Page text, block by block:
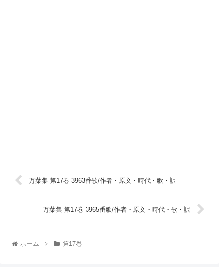
万葉集 第17巻 3963番歌/作者・原文・時代・歌・訳
万葉集 第17巻 3965番歌/作者・原文・時代・歌・訳
ホーム 第17巻